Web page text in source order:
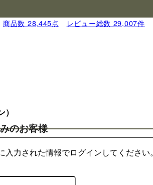
商品数 28,445点
レビュー総数 29,007件
のお客様
力された情報でログインしてください。